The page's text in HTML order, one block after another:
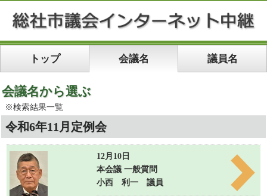
トップ 会議名 議員名
会議名から選ぶ
※検索結果一覧
令和6年11月定例会
12月10日
本会議 一般質問
小西 利一 議員